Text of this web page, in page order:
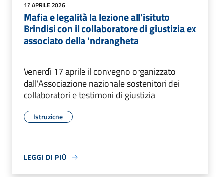
17 APRILE 2026
Mafia e legalità la lezione all'isituto
Brindisi con il collaboratore di giustizia ex
associato della 'ndrangheta
Venerdì 17 aprile il convegno organizzato
dall'Associazione nazionale sostenitori dei
collaboratori e testimoni di giustizia
Istruzione
LEGGI DI PIÙ